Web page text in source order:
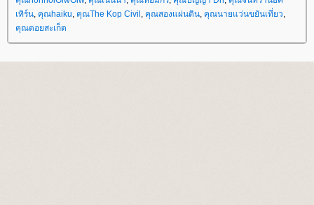
เทิร์น, คุณhaiku, คุณThe Kop Civil , คุณสองแผ่นดิน, คุณนายแว่นขยันเที่ยว,
คุณดอยสะเก็ด